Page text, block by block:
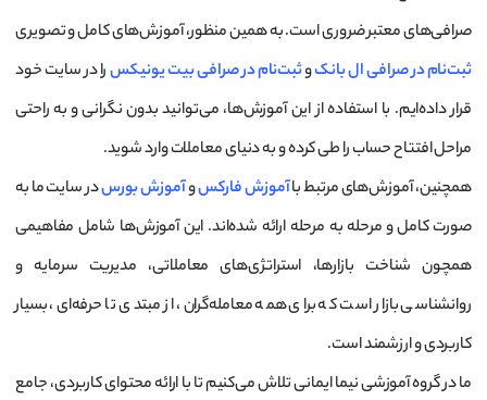
صرافی‌های معتبر ضروری است. به همین منظور، آموزش‌های کامل و تصویری
ثبت‌نام در صرافی ال بانکوثبت‌نام در صرافی بیت یونیکسرا در سایت خود
قرار داده‌ایم. با استفاده از این آموزش‌ها، می‌توانید بدون نگرانی و به راحتی
مراحل افتتاح حساب را طی کرده و به دنیای معاملات وارد شوید.
همچنین، آموزش‌های مرتبط باآموزش فارکسوآموزش بورسدر سایت ما به
صورت کامل و مرحله به مرحله ارائه شده‌اند. این آموزش‌ها شامل مفاهیمی
همچون شناخت بازارها، استراتژی‌های معاملاتی، مدیریت سرمایه و
روانشناسی بازار است که برای همه معامله‌گران، از مبتدی تا حرفه‌ای، بسیار
کاربردی و ارزشمند است.
ما در گروه آموزشی نیما ایمانی تلاش می‌کنیم تا با ارائه محتوای کاربردی، جامع